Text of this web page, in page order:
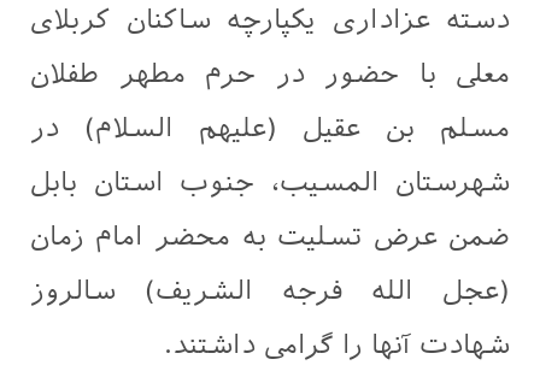
دسته عزاداری یکپارچه ساکنان کربلای
معلی با حضور در حرم مطهر طفلان
مسلم بن عقیل (علیهم السلام) در
شهرستان المسیب، جنوب استان بابل
ضمن عرض تسلیت به محضر امام زمان
(عجل الله فرجه الشریف) سالروز
شهادت آنها را گرامی داشتند.